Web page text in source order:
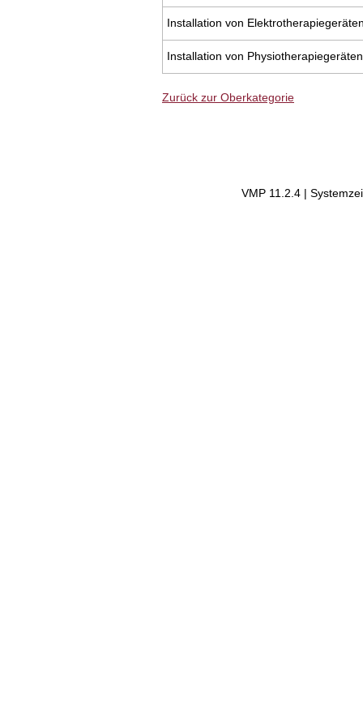
Installation von
Installation von Physiotherapiegeräten
Zurück zur Oberkategorie
VMP 11.2.4 |